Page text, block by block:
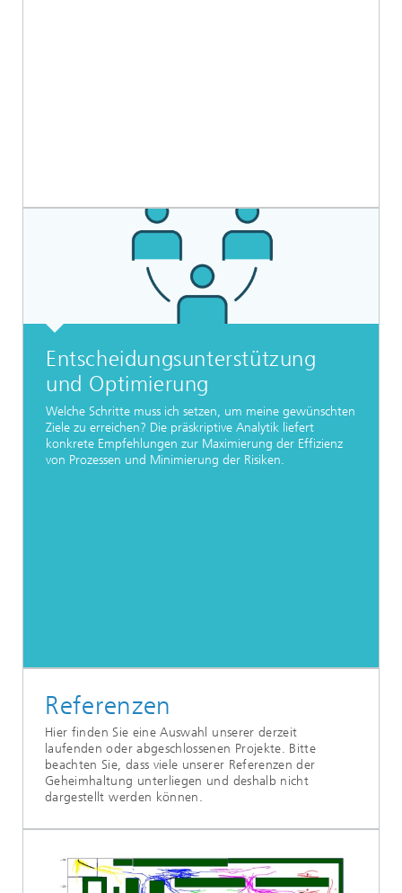
Entscheidungsunterstützung
und Optimierung
Welche Schritte muss ich setzen, um meine gewünschten
Ziele zu erreichen? Die präskriptive Analytik liefert
konkrete Empfehlungen zur Maximierung der Effizienz
von Prozessen und Minimierung der Risiken.
Referenzen
Hier finden Sie eine Auswahl unserer derzeit
laufenden oder abgeschlossenen Projekte. Bitte
beachten Sie, dass viele unserer Referenzen der
Geheimhaltung unterliegen und deshalb nicht
dargestellt werden können.